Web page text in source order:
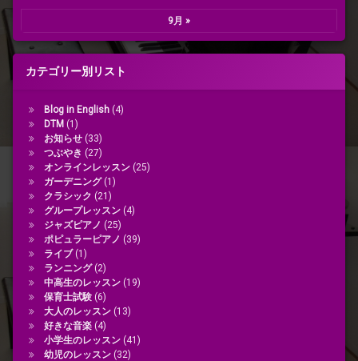
9月 »
カテゴリー別リスト
Blog in English(4)
DTM(1)
お知らせ(33)
つぶやき (27)
オンラインレッスン(25)
ガーデニング(1)
クラシック (21)
グループレッスン(4)
ジャズピアノ (25)
ポピュラーピアノ (39)
ライブ(1)
ランニング(2)
中高生のレッスン(19)
保育士試験(6)
大人のレッスン(13)
好きな音楽(4)
小学生のレッスン(41)
幼児のレッスン(32)